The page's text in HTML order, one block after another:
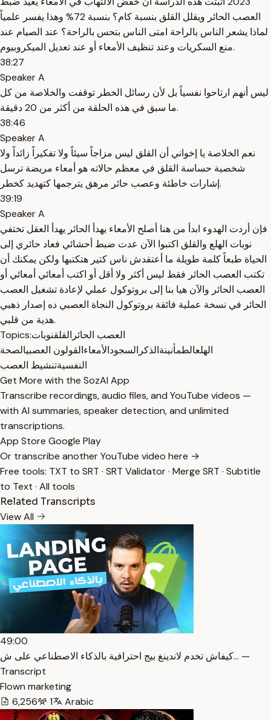
العصب الحائر ويقلل القلق بنسبة كام؟ بنسبة 72% وهذا يفسر علمياً
لماذا يشعر الناس بالراحة امتى الناس بتحس بالراحة؟ عند الصيام عند
منع السكريات وعند تنظيف الأمعاء أو عند تعديل الميكروبيوم.
38:27
Speaker A
ليس أنهم ارتاحوا نفسياً بل لأن رسائل الخطر توقفت والخلاصة من كل
ما سبق في هذه الحلقة من أكثر من 20 دقيقة.
38:46
Speaker A
نعم الخلاصة يا إخواني أن القلق ليس مزاجاً سيئاً ولا تفكيراً زائداً ولا
شخصية حساسة القلق في معظم حالاته هو أمعاء مريضة ترسل
إشارات خاطئة وعصب حائر مرهق يترجمها كتهديد كخطر.
39:19
Speaker A
فإن أردت الهدوء ابدأ من هنا أصلح الأمعاء يهدأ الحائر يهدأ العقل تختفي
نوبات الهلع والقلق اكتبوا الآن عدت ضبط أحشائي فعاد حائري إلى
الحياة طبعاً كلمة طويلة ما أعتقدش ناس كتير هتكتبها ولكن يمكنك أن
تكتب العصب الحائر فقط ليس أكثر ولا أقل أو اكتب أمعائي أمعائي أو
العصب الحائر والآن هيا بنا إلى بروتوكول عملي لإعادة تشغيل العصب
الحائر في نسخة عملية فائقة بروتوكول النجاة العصبي ده إصدار ذهبي
هدية من قلبي.
Topics:
العصب الحائر القلقنوبات
الهلعالطمأنينةالذكر السجودالأمعاءالقولون العصبيالصحة
النفسيةتنشيط العصب
Get More with the SozAI App
Transcribe recordings, audio files, and YouTube videos —
with AI summaries, speaker detection, and unlimited
transcriptions.
App Store Google Play
Or transcribe another YouTube video here →
Free tools: TXT to SRT · SRT Validator· Merge SRT · Subtitle
to Text · All tools
Related Transcripts
View All
49:00
كيفاش تخدم لاندينغ بيج احترافية بالذكاء الاصطناعي على ش… —
Transcript
Flown marketing
6,256
1 Arabic